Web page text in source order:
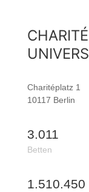
Charitéplatz 1
10117 Berlin
3.011
Betten
1.510.450